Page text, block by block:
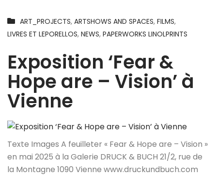
ART_PROJECTS, ARTSHOWS AND SPACES, FILMS,
LIVRES ET LEPORELLOS, NEWS, PAPERWORKS LINOLPRINTS
Exposition ‘Fear &
Hope are – Vision’ à
Vienne
Texte Images A feuilleter « Fear & Hope are – Vision »
en mai 2025 à la Galerie DRUCK & BUCH 21/2, rue de
la Montagne 1090 Vienne www.druckundbuch.com